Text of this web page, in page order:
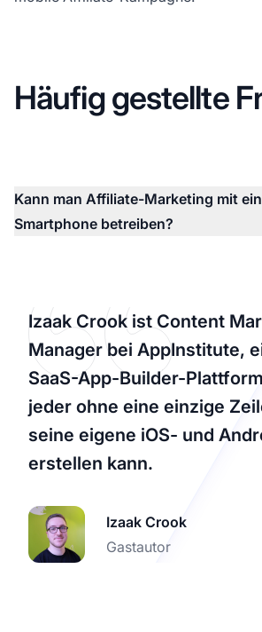
Häufig gestellte
Kann man Affiliate-Marketing mit
Smartphone betreiben?
Izaak Crook ist Content
Manager bei AppInstitute,
SaaS-App-Builder-
jeder ohne eine einzige
seine eigene iOS- und
erstellen kann.
Izaak Crook
Gastautor